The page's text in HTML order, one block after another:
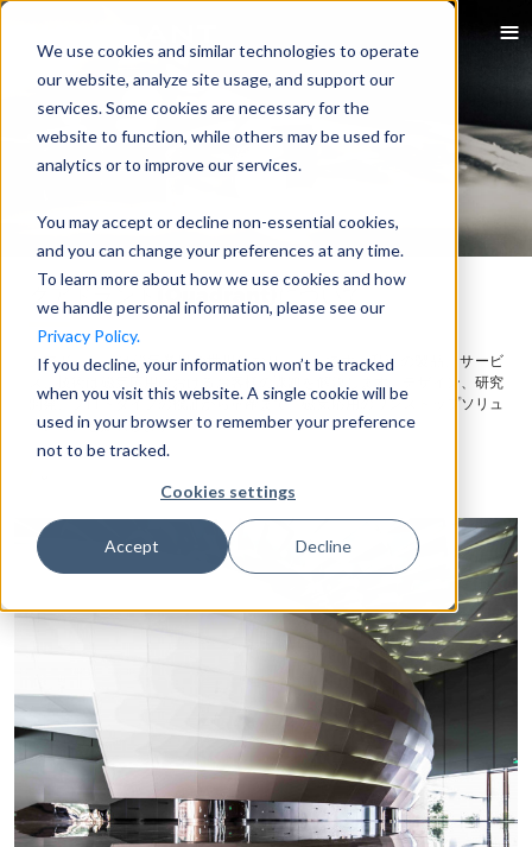
We use cookies and similar technologies to operate
our website, analyze site usage, and support our
services. Some cookies are necessary for the
website to function, while others may be used for
analytics or to improve our services.
You may accept or decline non-essential cookies,
and you can change your preferences at any time.
To learn more about how we use cookies and how
we handle personal information, please see our
Privacy Policy.
If you decline, your information won’t be tracked
when you visit this website. A single cookie will be
used in your browser to remember your preference
not to be tracked.
Cookies settings
Accept Decline
クアドラント(Quadrant)について
クアドラントは磁気業界の世界的なリーダーです。私達の製品、サービ
ス、技術は磁気応用におけるお客様の課題を解決します。デザイン、研究
開発、プロトタイプの検証から量産まで、磁気応用のワンストップソリュ
ーションを提供します。